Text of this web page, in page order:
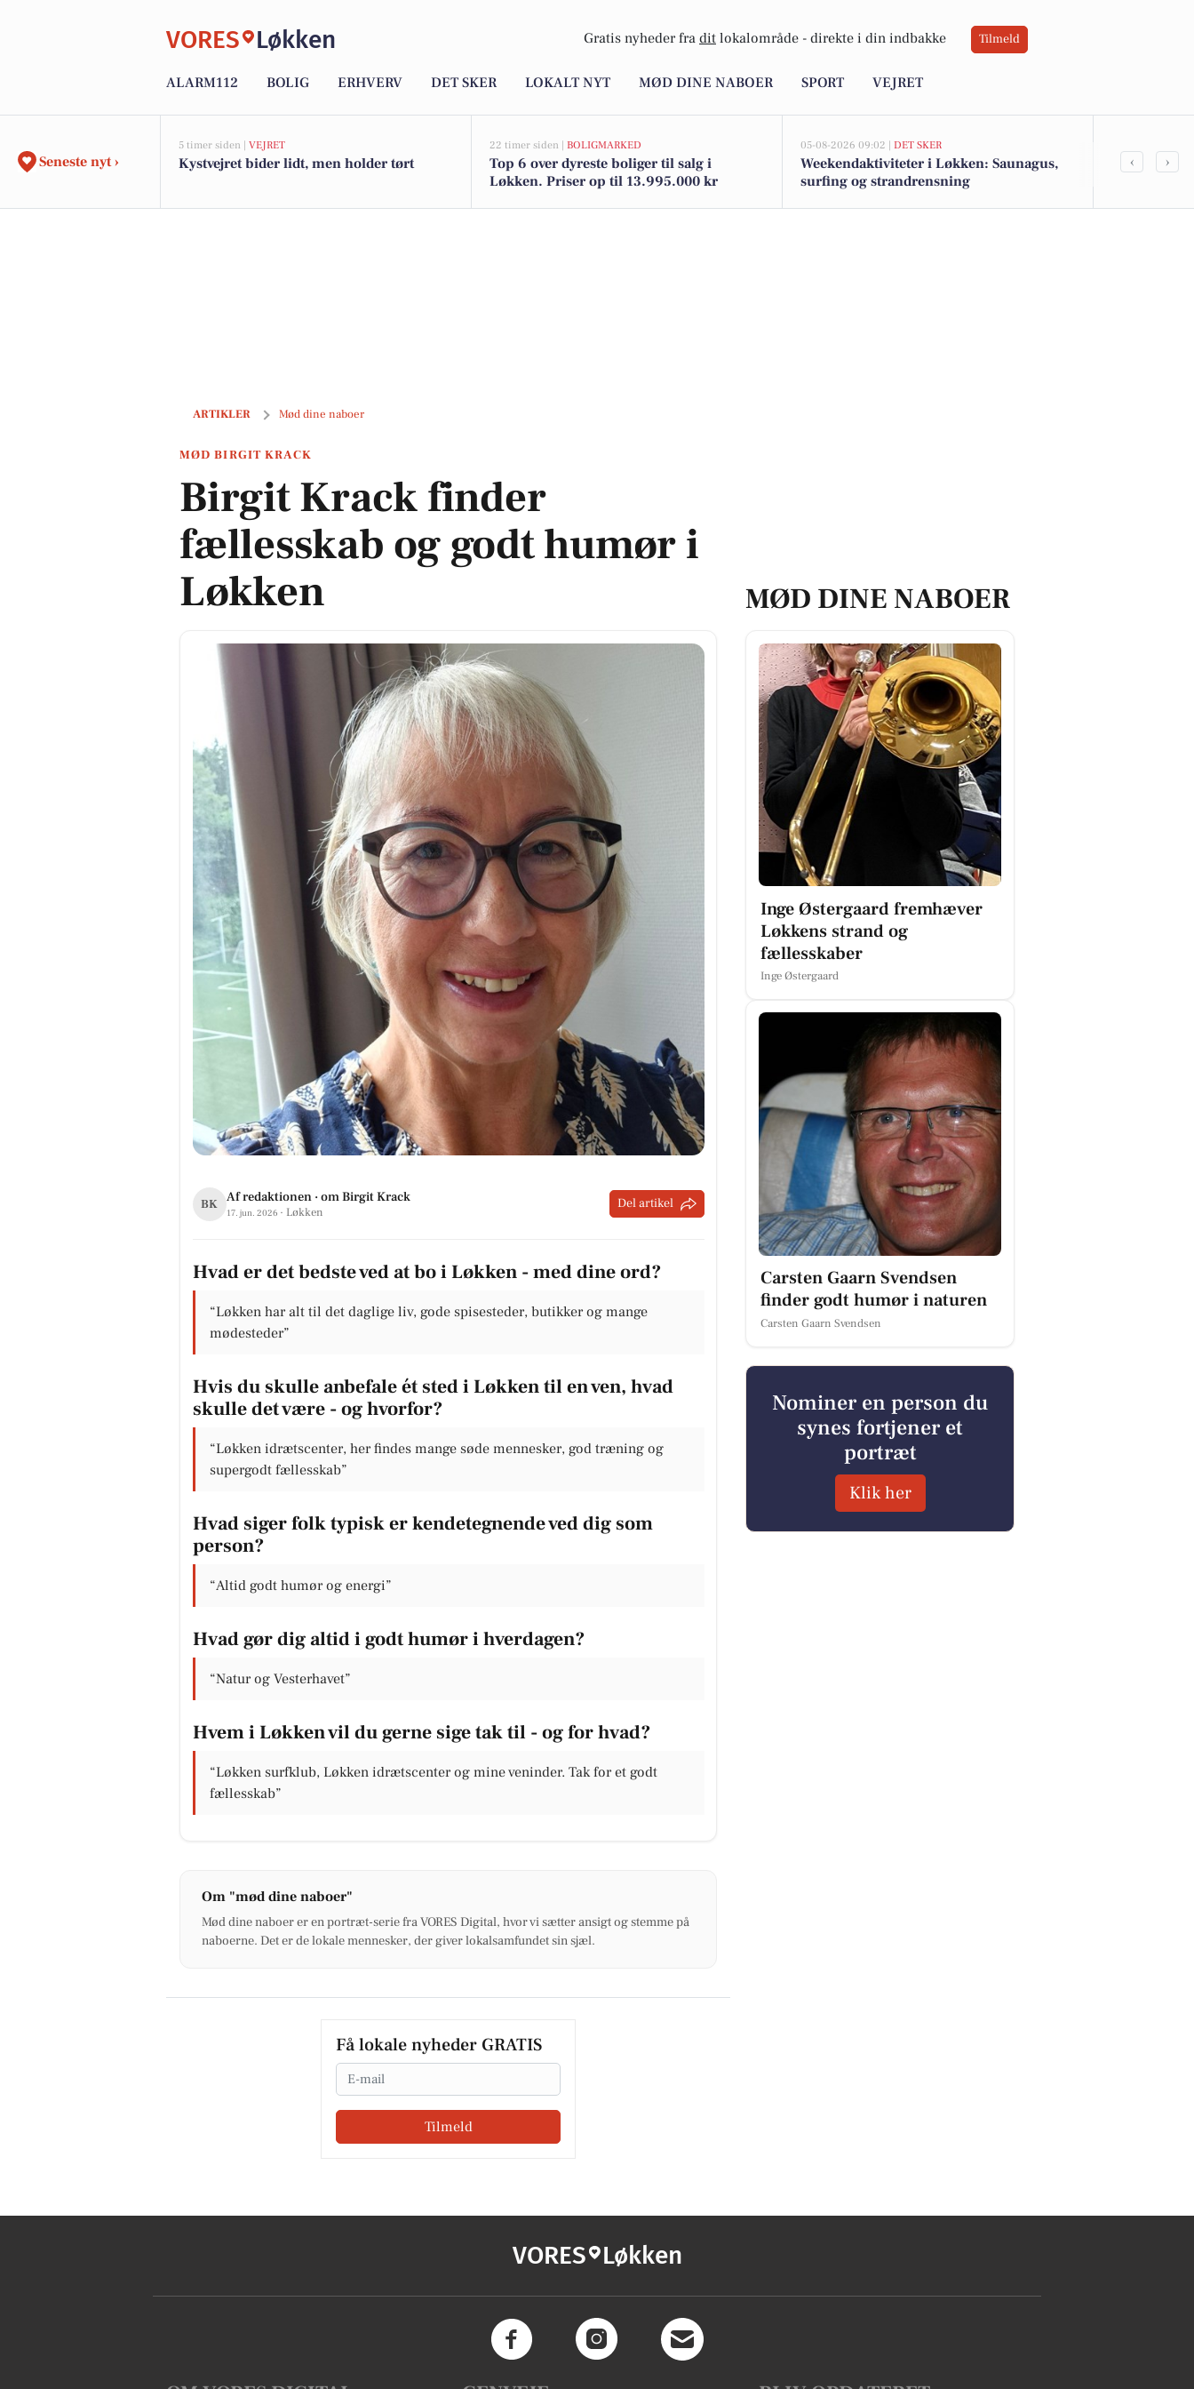
VORES Løkken Gratis nyheder fra dit lokalområde - direkte i din indbakke Tilmeld
ALARM112 BOLIG ERHVERV DET SKER LOKALT NYT MØD DINE NABOER SPORT VEJRET
Seneste nyt ›
5 timer siden | VEJRET
Kystvejret bider lidt, men holder tørt
22 timer siden | BOLIGMARKED
Top 6 over dyreste boliger til salg i
Løkken. Priser op til 13.995.000 kr
05-08-2026 09:02 | DET SKER
Weekendaktiviteter i Løkken: Saunagus,
surfing og strandrensning
Oplev
‹ ›
ARTIKLER Mød dine naboer
Birgit Krack finder fællesskab og godt humør i Løkken
MØD BIRGIT KRACK
Birgit Krack finder
fællesskab og godt humør i
Løkken
BK Af redaktionen · om Birgit Krack
17. jun. 2026 · Løkken
Del artikel
Hvad er det bedste ved at bo i Løkken - med dine ord?
“Løkken har alt til det daglige liv, gode spisesteder, butikker og mange
mødesteder”
Hvis du skulle anbefale ét sted i Løkken til en ven, hvad
skulle det være - og hvorfor?
“Løkken idrætscenter, her findes mange søde mennesker, god træning og
supergodt fællesskab”
Hvad siger folk typisk er kendetegnende ved dig som
person?
“Altid godt humør og energi”
Hvad gør dig altid i godt humør i hverdagen?
“Natur og Vesterhavet”
Hvem i Løkken vil du gerne sige tak til - og for hvad?
“Løkken surfklub, Løkken idrætscenter og mine veninder. Tak for et godt
fællesskab”
Om "mød dine naboer"
Mød dine naboer er en portræt-serie fra VORES Digital, hvor vi sætter ansigt og stemme på
naboerne. Det er de lokale mennesker, der giver lokalsamfundet sin sjæl.
Få lokale nyheder GRATIS
Email
Tilmeld
MØD DINE NABOER
Inge Østergaard fremhæver
Løkkens strand og
fællesskaber
Inge Østergaard
Carsten Gaarn Svendsen
finder godt humør i naturen
Carsten Gaarn Svendsen
Nominer en person du
synes fortjener et
portræt
Klik her
VORES Løkken